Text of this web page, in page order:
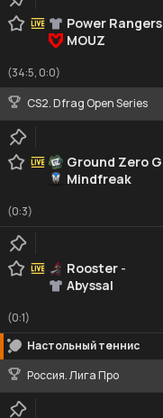
Power Rangers
MOUZ
(34:5, 0:0)
CS2. Dfrag Open Series
Ground Zero
Mindfreak
(0:3)
Rooster -
Abyssal
(0:1)
Настольный теннис
Россия. Лига Про